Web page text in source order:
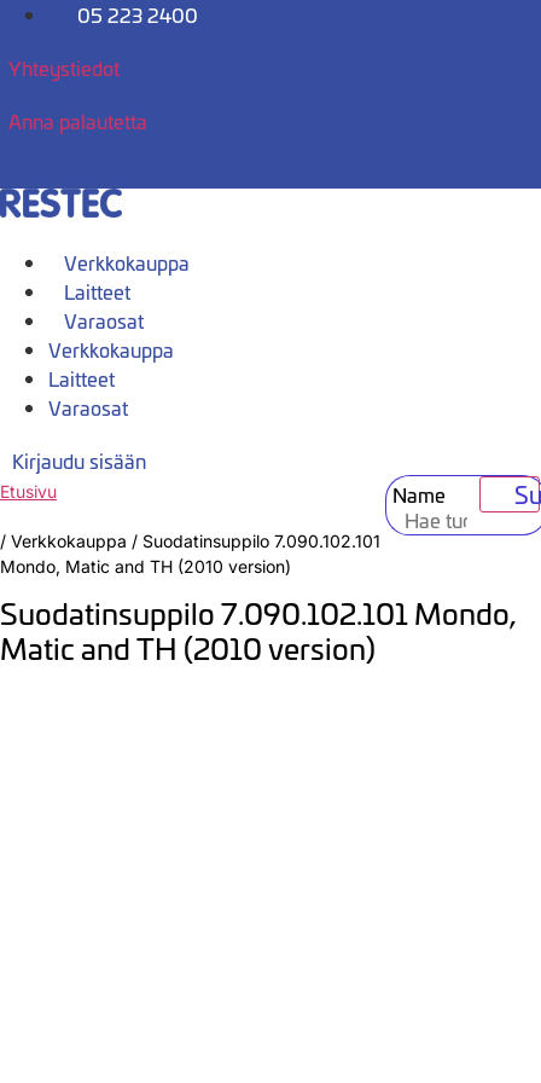
Mene
05 223 2400
Yhteystiedot
Anna palautetta
Verkkokauppa
Laitteet
Varaosat
Verkkokauppa
Laitteet
Varaosat
Kirjaudu sisään
Name
Etusivu
/ Verkkokauppa / Suodatinsuppilo 7.090.102.101
Mondo, Matic and TH (2010 version)
Suodatinsuppilo 7.090.102.101 Mondo,
Matic and TH (2010 version)